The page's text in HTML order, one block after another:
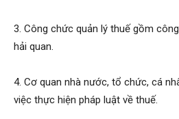
3. Công chức quản lý thuế gồm
hải quan.
4. Cơ quan nhà nước, tổ chức, cá
việc thực hiện pháp luật về thuế.